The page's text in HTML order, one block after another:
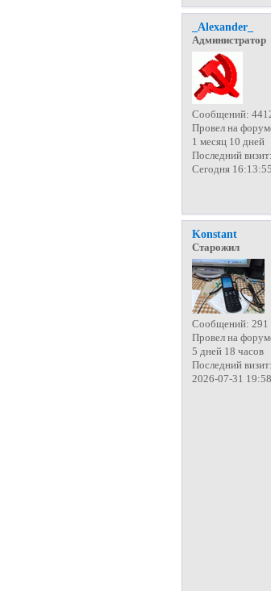
_Alexander_
Администратор
Сообщений:
Провел на
1 месяц 10 дней
Последний визит:
Сегодня 16:13:55
Konstant
Старожил
Сообщений: 291
Провел на
5 дней 18 часов
Последний визит:
2026-07-31